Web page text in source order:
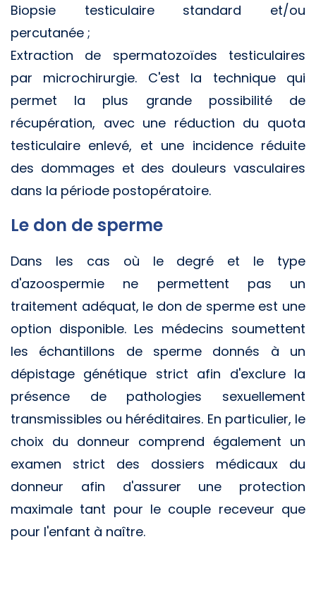
Biopsie testiculaire standard et/ou
percutanée ;
Extraction de spermatozoïdes testiculaires
par microchirurgie. C'est la technique qui
permet la plus grande possibilité de
récupération, avec une réduction du quota
testiculaire enlevé, et une incidence réduite
des dommages et des douleurs vasculaires
dans la période postopératoire.
Le don de sperme
Dans les cas où le degré et le type
d'azoospermie ne permettent pas un
traitement adéquat, le don de sperme est une
option disponible. Les médecins soumettent
les échantillons de sperme donnés à un
dépistage génétique strict afin d'exclure la
présence de pathologies sexuellement
transmissibles ou héréditaires. En particulier, le
choix du donneur comprend également un
examen strict des dossiers médicaux du
donneur afin d'assurer une protection
maximale tant pour le couple receveur que
pour l'enfant à naître.